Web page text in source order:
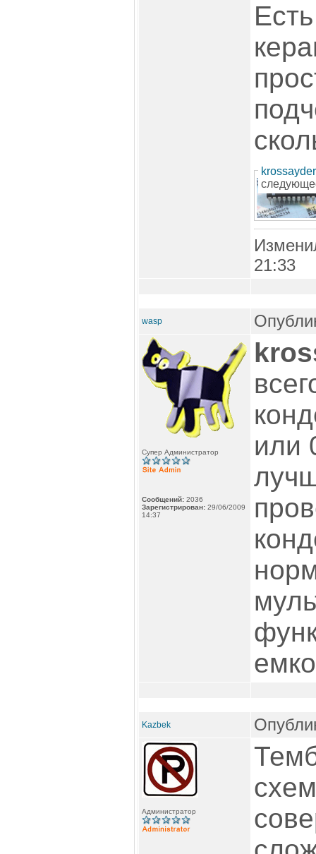
krossayder
21:33
wasp
Супер Администратор
Сообщений: 2036
Зарегистрирован: 29/06/2009
14:37
или
Kazbek
Администратор